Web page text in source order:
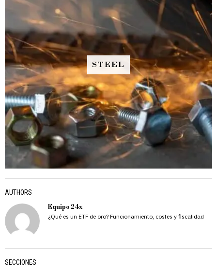
STEEL
AUTHORS
Equipo 24x
¿Qué es un ETF de oro? Funcionamiento, costes y fiscalidad
SECCIONES